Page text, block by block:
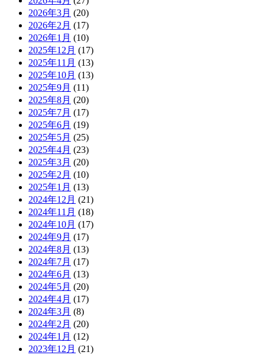
2026年3月 (20)
2026年2月 (17)
2026年1月 (10)
2025年12月 (17)
2025年11月 (13)
2025年10月 (13)
2025年9月 (11)
2025年8月 (20)
2025年7月 (17)
2025年6月 (19)
2025年5月 (25)
2025年4月 (23)
2025年3月 (20)
2025年2月 (10)
2025年1月 (13)
2024年12月 (21)
2024年11月 (18)
2024年10月 (17)
2024年9月 (17)
2024年8月 (13)
2024年7月 (17)
2024年6月 (13)
2024年5月 (20)
2024年4月 (17)
2024年3月 (8)
2024年2月 (20)
2024年1月 (12)
2023年12月 (21)